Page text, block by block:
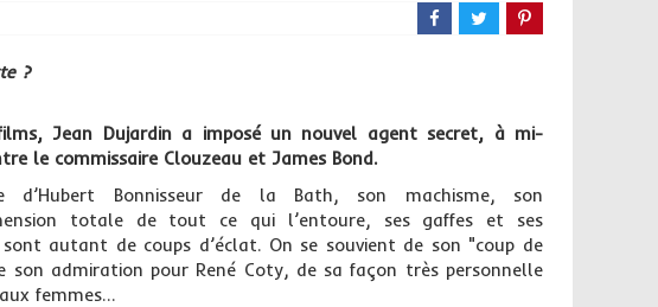
?
Jean Dujardin a imposé un nouvel agent secret, à mi-
le commissaire Clouzeau et James Bond.
d’Hubert Bonnisseur de la Bath, son machisme, son
totale de tout ce qui l’entoure, ses gaffes et ses
autant de coups d’éclat. On se souvient de son "coup de
son admiration pour René Coty, de sa façon très personnelle
femmes…